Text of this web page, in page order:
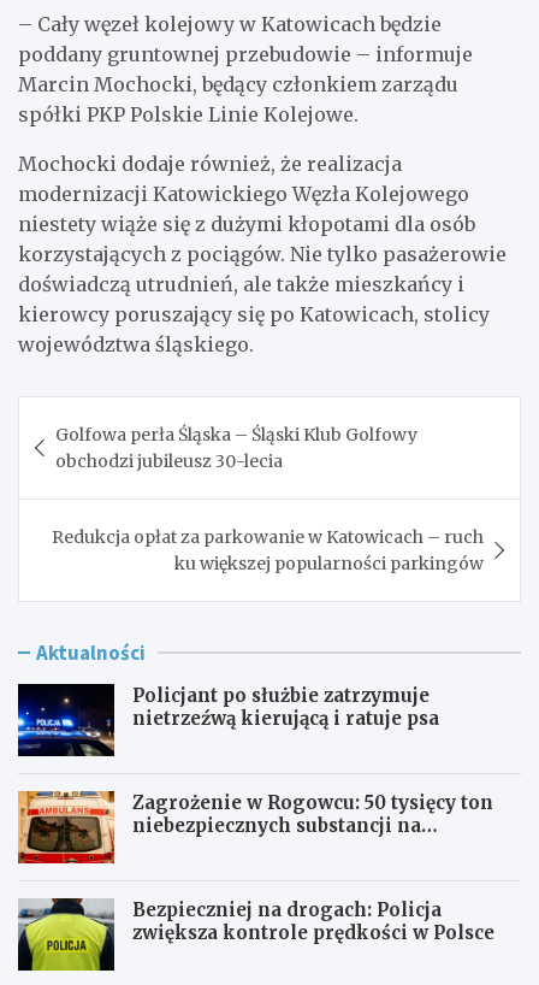
– Cały węzeł kolejowy w Katowicach będzie
poddany gruntownej przebudowie – informuje
Marcin Mochocki, będący członkiem zarządu
spółki PKP Polskie Linie Kolejowe.
Mochocki dodaje również, że realizacja
modernizacji Katowickiego Węzła Kolejowego
niestety wiąże się z dużymi kłopotami dla osób
korzystających z pociągów. Nie tylko pasażerowie
doświadczą utrudnień, ale także mieszkańcy i
kierowcy poruszający się po Katowicach, stolicy
województwa śląskiego.
wpisu
Golfowa perła Śląska – Śląski Klub Golfowy
obchodzi jubileusz 30-lecia
Redukcja opłat za parkowanie w Katowicach – ruch
ku większej popularności parkingów
Aktualności
Policjant po służbie zatrzymuje
nietrzeźwą kierującą i ratuje psa
Zagrożenie w Rogowcu: 50 tysięcy ton
niebezpiecznych substancji na
Bezpieczniej na drogach: Policja
zwiększa kontrole prędkości w Polsce